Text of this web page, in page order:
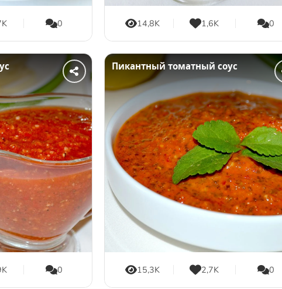
0 14,8K 1,6K 0
0
Пикантный томатный соус
15,3K 2,7K 0